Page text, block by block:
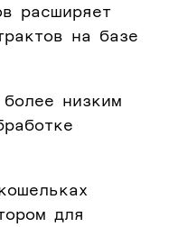
расширяет
на базе
низким
для